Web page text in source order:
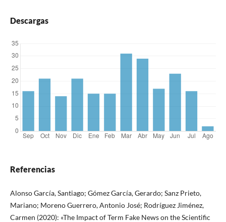
Descargas
Referencias
Alonso García, Santiago; Gómez García, Gerardo; Sanz Prieto,
Mariano; Moreno Guerrero, Antonio José; Rodríguez Jiménez,
Carmen (2020): «The Impact of Term Fake News on the Scientific